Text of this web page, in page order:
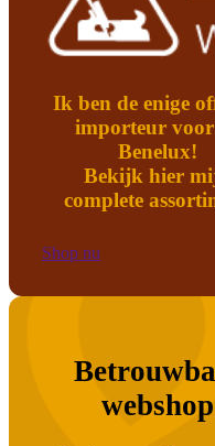
Ik ben de enige
importeur
Benelux!
Bekijk hier
complete
Shop nu
webshop